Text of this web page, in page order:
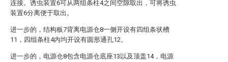
连接。诱虫装置6可从两组条柱4之间空隙取出，可将诱虫
装置6分离便于取出。
进一步的，结构板7背离电源仓8一侧开设有四组条状槽
11，四组条柱4内均开设有圆形通孔12。
进一步的，电源仓8包含电源仓底座13以及顶盖14，电源